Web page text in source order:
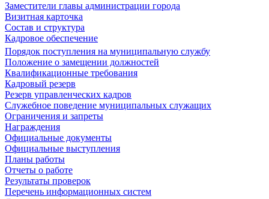
Заместители главы администрации города
Визитная карточка
Состав и структура
Кадровое обеспечение
Порядок поступления на муниципальную службу
Положение о замещении должностей
Квалификационные требования
Кадровый резерв
Резерв управленческих кадров
Служебное поведение муниципальных служащих
Ограничения и запреты
Награждения
Официальные документы
Официальные выступления
Планы работы
Отчеты о работе
Результаты проверок
Перечень информационных систем